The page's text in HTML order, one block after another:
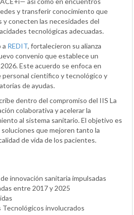
y transferir conocimiento que
conecten las necesidades del
tecnológicas adecuadas.
a REDIT, fortalecieron su alianza
convenio que establece un
Este acuerdo se enfoca en
científico y tecnológico y
de ayudas.
dentro del compromiso del IIS La
colaborativa y acelerar la
al sistema sanitario. El objetivo es
que mejoren tanto la
de vida de los pacientes.
innovación sanitaria impulsadas
entre 2017 y 2025
involucrados